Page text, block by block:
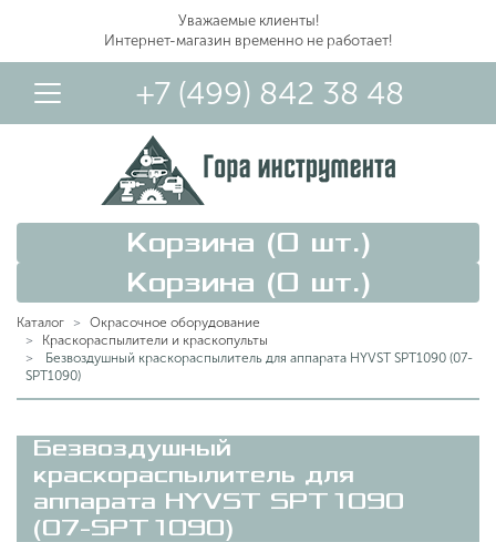
Уважаемые клиенты!
Интернет-магазин временно не работает!
+7 (499) 842 38 48
Вход в Личный Кабинет
Корзина (0 шт.)
Корзина (0 шт.)
Каталог
Окрасочное оборудование
Краскораспылители и краскопульты
Безвоздушный краскораспылитель для аппарата HYVST SPT1090 (07-
SPT1090)
Безвоздушный
краскораспылитель для
аппарата HYVST SPT1090
(07-SPT1090)